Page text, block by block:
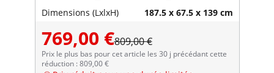
Dimensions (LxlxH) 187.5 x 67.5 x 139 cm
769,00 €809,00 €
Prix le plus bas pour cet article les 30 j précédant cette
réduction : 809,00 €